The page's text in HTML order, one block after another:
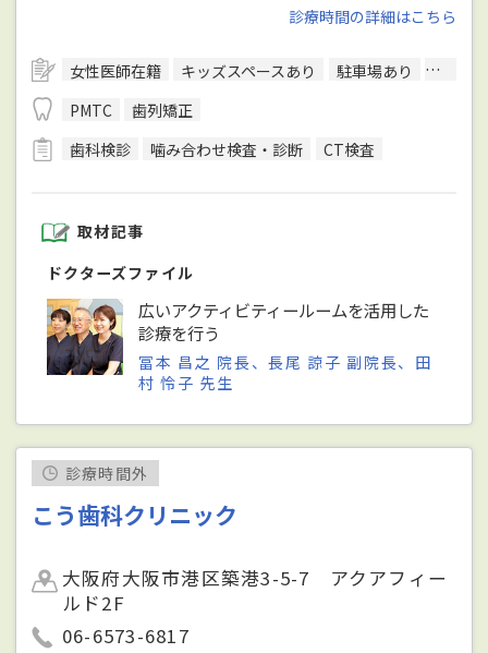
診療時間の詳細はこちら
女性医師在籍 キッズスペースあり 駐車場あり
予約可
PMTC
歯列矯正
歯科検診
噛み合わせ検査・診断 CT検査
取材記事
ドクターズファイル
広いアクティビティールームを活用した
診療を行う
冨本 昌之 院長、長尾 諒子 副院長、田
村 怜子 先生
診療時間外
こう歯科クリニック
大阪府大阪市港区築港3-5-7 アクアフィー
ルド2F
06-6573-6817